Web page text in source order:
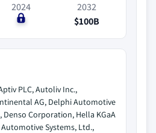
2024
$0
2032
$100B
PLC, Autoliv Inc.,
AG, Delphi Automotive
Denso Corporation, Hella KGaA
Automotive Systems, Ltd.,